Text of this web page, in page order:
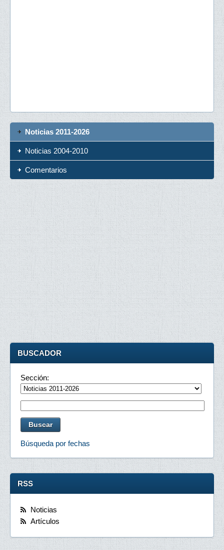
Noticias 2011-2026
Noticias 2004-2010
Comentarios
BUSCADOR
Sección:
Búsqueda por fechas
RSS
Noticias
Artículos